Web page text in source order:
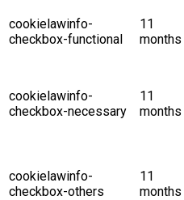
cookielawinfo-
checkbox-functional
11
months
cookielawinfo-
checkbox-necessary
11
months
cookielawinfo-
checkbox-others
11
months